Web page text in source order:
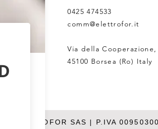
0425 474533
comm@elettrofor.it
Via della Cooperazione,
45100 Borsea (Ro) Italy
ELETTROFOR SAS | P.IVA